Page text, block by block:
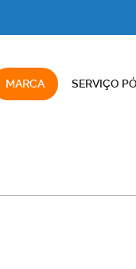
MARCA SERVIÇO